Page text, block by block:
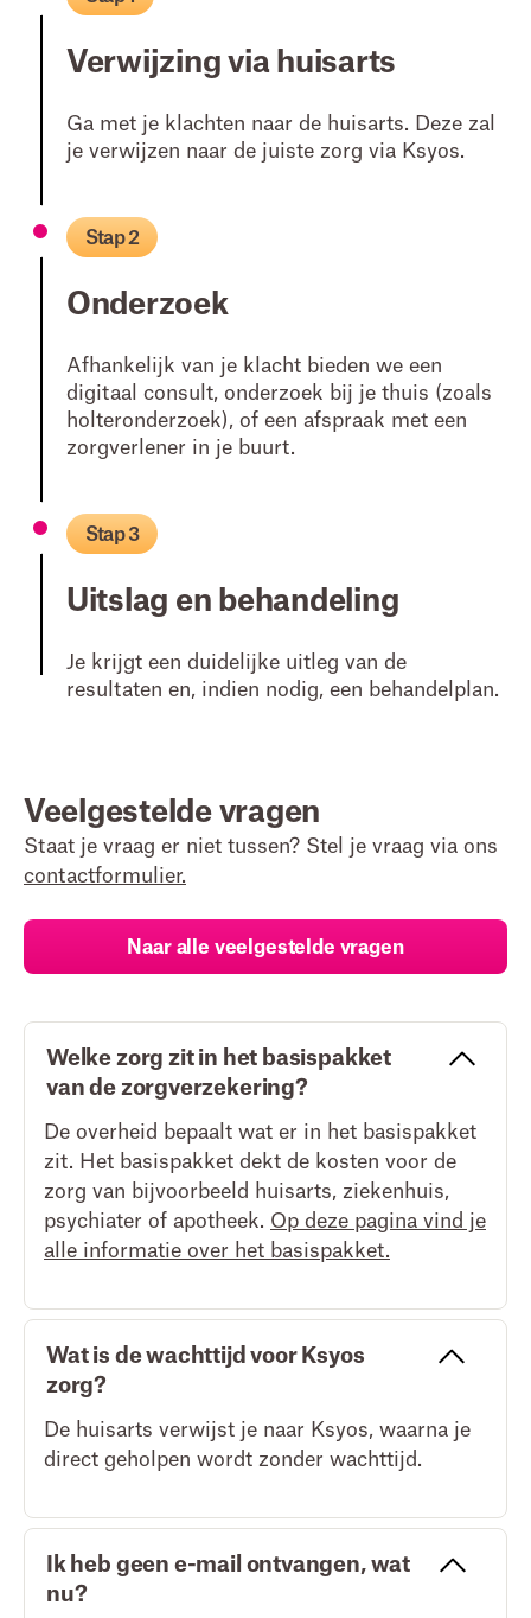
Verwijzing via huisarts
Ga met je klachten naar de huisarts. Deze zal
je verwijzen naar de juiste zorg via Ksyos.
Stap 2
Onderzoek
Afhankelijk van je klacht bieden we een
digitaal consult, onderzoek bij je thuis (zoals
holteronderzoek), of een afspraak met een
zorgverlener in je buurt.
Stap 3
Uitslag en behandeling
Je krijgt een duidelijke uitleg van de
resultaten en, indien nodig, een behandelplan.
Veelgestelde vragen
Staat je vraag er niet tussen? Stel je vraag via ons
contactformulier.
Naar alle veelgestelde vragen
Welke zorg zit in het basispakket
van de zorgverzekering?
De overheid bepaalt wat er in het basispakket
zit. Het basispakket dekt de kosten voor de
zorg van bijvoorbeeld huisarts, ziekenhuis,
psychiater of apotheek. Op deze pagina vind je
alle informatie over het basispakket.
Wat is de wachttijd voor Ksyos
zorg?
De huisarts verwijst je naar Ksyos, waarna je
direct geholpen wordt zonder wachttijd.
Ik heb geen e-mail ontvangen, wat
nu?